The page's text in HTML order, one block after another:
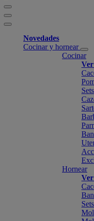
Novedades
Cocinar y hornear
Cocinar
Hornear